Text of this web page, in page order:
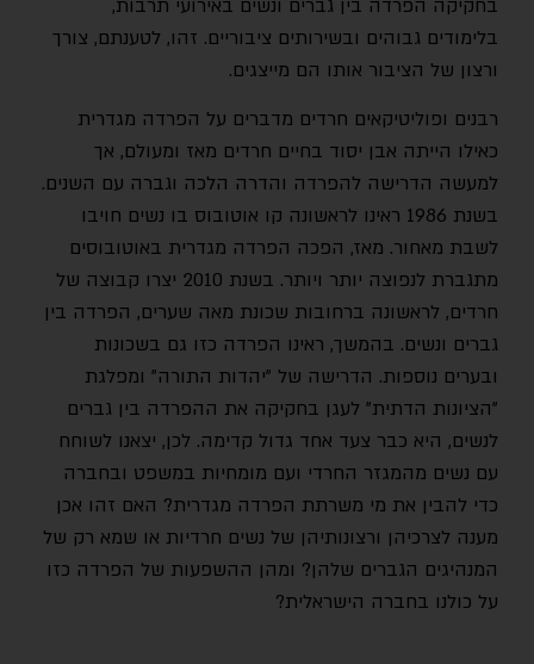
בחקיקה הפרדה בין גברים ונשים באירועי תרבות,
בלימודים גבוהים ובשירותים ציבוריים. זהו, לטענתם, צורך
ורצון של הציבור אותו הם מייצגים.
רבנים ופוליטיקאים חרדים מדברים על הפרדה מגדרית
כאילו הייתה אבן יסוד בחיים חרדים מאז ומעולם, אך
למעשה הדרישה להפרדה והדרה הלכה וגברה עם השנים.
בשנת 1986 ראינו לראשונה קו אוטובוס בו נשים חויבו
לשבת מאחור. מאז, הפכה הפרדה מגדרית באוטובוסים
מתגברת לנפוצה יותר ויותר. בשנת 2010 יצרו קבוצה של
חרדים, לראשונה ברחובות שכונת מאה שערים, הפרדה בין
גברים ונשים. בהמשך, ראינו הפרדה כזו גם בשכונות
ובערים נוספות. הדרישה של "יהדות התורה" ומפלגת
"הציונות הדתית" לעגן בחקיקה את ההפרדה בין גברים
לנשים, היא כבר צעד אחד גדול קדימה. לכן, יצאנו לשוחח
עם נשים מהמגזר החרדי ועם מומחיות במשפט ובחברה
כדי להבין את מי משרתת הפרדה מגדרית? האם זהו אכן
מענה לצרכיהן ורצונותיהן של נשים חרדיות או שמא רק של
המנהיגים הגברים שלהן? ומהן ההשפעות של הפרדה כזו
על כולנו בחברה הישראלית?